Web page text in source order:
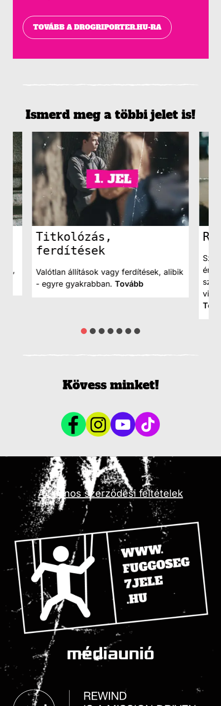
TOVÁBB A DROGRIPORTER.HU-RA
Ismerd meg a többi jelet is!
Titkolózás,
ferdítések
Valótlan állítások vagy ferdítések, alibik
- egyre gyakrabban.Tovább
Kövess minket!
Általános szerződési feltételek